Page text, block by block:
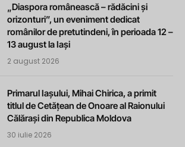
„Diaspora românească – rădăcini și
orizonturi”, un eveniment dedicat
românilor de pretutindeni, în perioada 12 –
13 august la Iași
2 august 2026
Primarul Iașului, Mihai Chirica, a primit
titlul de Cetățean de Onoare al Raionului
Călărași din Republica Moldova
30 iulie 2026